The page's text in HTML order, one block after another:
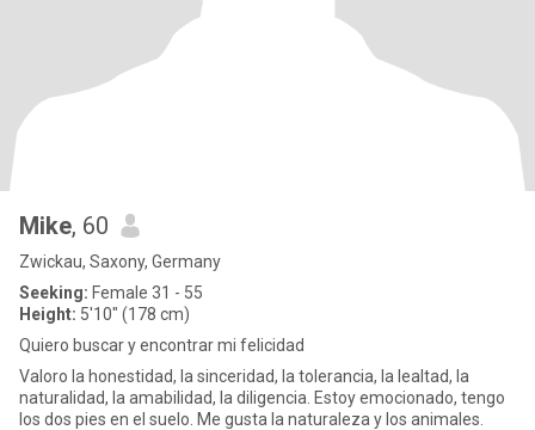
Mike, 60
Zwickau, Saxony, Germany
Seeking: Female 31 - 55
Height: 5'10" (178 cm)
Quiero buscar y encontrar mi felicidad
Valoro la honestidad, la sinceridad, la tolerancia, la lealtad, la
naturalidad, la amabilidad, la diligencia. Estoy emocionado, tengo
los dos pies en el suelo. Me gusta la naturaleza y los animales.